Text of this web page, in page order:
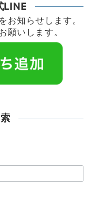
LINE
お知らせします。
願いします。